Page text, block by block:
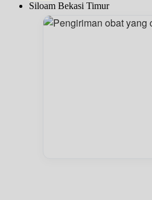
Siloam Bekasi Timur